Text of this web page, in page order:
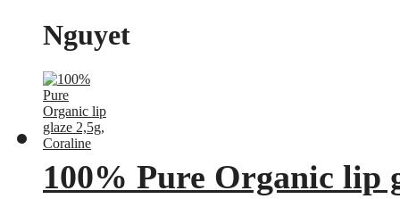
Nguyet
100% Pure Organic lip